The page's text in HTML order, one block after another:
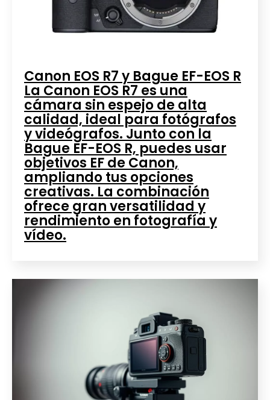
Canon EOS R7 y Bague EF-EOS R
La Canon EOS R7 es una
cámara sin espejo de alta
calidad, ideal para fotógrafos
y videógrafos. Junto con la
Bague EF-EOS R, puedes usar
objetivos EF de Canon,
ampliando tus opciones
creativas. La combinación
ofrece gran versatilidad y
rendimiento en fotografía y
vídeo.